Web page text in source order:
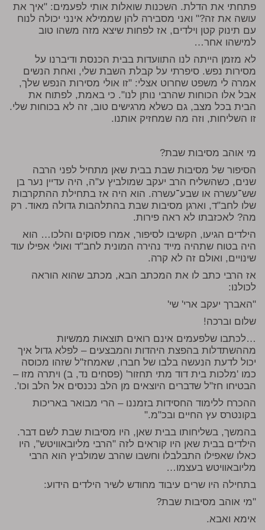
פתחתי את הדלת. השכנות שואלות אותי לפעמים: "איך את
עושה את זה?" ואני מסבירה להן שממילא אינני יכולה לנוח
עם תינוק קטן וילדים, אז לפחות שיצא מזה משהו טוב
למישהו אחר…
לא מזמן הייתה לנו התוועדות בבית הכנסת ודיברנו על
מסירות נפש. סיפרתי על קבלת השבת שלי, ואחת הנשים
אמרה לי משפט שחרוט אצלי: "זו אולי מסירות הנפש שלך,
אבל אלו הכוחות שהרבי נותן לנו". כי באמת, לפתוח את
הבית בכל מצב, גם כשלא מרגישים טוב, זה לא בכוחות שלי.
זו השליחות, וזה מה שמחזיק אותנו.
מי אוהב מסיבות שבת?
הסיפור של מסיבות שבת בבית שאן מתחיל לפני הרבה
שנים, כשהשליח הרב יעקב שמולביץ ע"ה, היה עדיין נער בן
שש־עשרה או שבע־עשרה. הוא היה אז בתחילת ההתקרבות
שלו לחב"ד, וארגן מסיבות שבת בהתלהבות גדולה מאוד. רק
מה? לאכזבתו לא ראה פירות.
הילדים הגיעו, הקשיבו לסיפור, אמרו פסוקים והלכו… הוא
היה בטוח שתהיה מייד נהירה המונית לחב"ד ואולי אפילו עוד
שינויים, ואולם זה לא קרה.
אז הרבי כתב לו את המכתב הבא, מכתב שהוא הוראה
לכולנו:
"האברך יעקב ארי' שי'
שלום וברכה!
…לכתבו שלפעמים אינם רואים תוצאות ממשיות
מההשתדלות בהפצת היהדות והמבצעים – לפלא גדול איך
יכול לדעת הנעשה בלבו של חברו, שאמחז"ל שזהו מכוסה
כמו 'מלכות בית דוד מתי תחזור' (פסחים נד, ב) ויתרה מזו –
הבטיחו חז"ל שדברים היוצאים מן הלב נכנסים אל הלב וכו'.
ההכרח ללימוד החסידות בזמננו – הרי מבואר באריכות
בקונטרס עץ החיים ובכ"מ."
בהמשך, בשליחותו בבית שאן, היו מסיבות שבת לשם דבר.
הילדים בבית שאן היו קוראים לזה "הרבי מליובאוויטש", היו
כאלו שאפילו התבלבלו וחשבו שהרב שמולביץ הוא הרבי
מליובאוויטש בעצמו…
בתחילה היו שרים עיבוד מחודש לשיר הילדים הידוע:
"מי אוהב מסיבות שבת?
אימא ואבא.